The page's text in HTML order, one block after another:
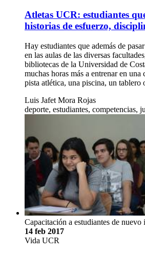
Atletas UCR: estudiantes
historias de esfuerzo,
Hay estudiantes que además de
en las aulas de las diversas
bibliotecas de la Universidad de
muchas horas más a entrenar en
pista atlética, una piscina, un
Luis Jafet Mora Rojas
deporte, estudiantes, competencias,
Capacitación a estudiantes de nuevo
14 feb 2017
Vida UCR